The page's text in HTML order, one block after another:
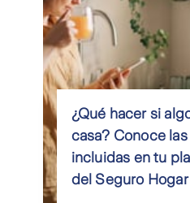
¿Qué hacer si
casa? Conoce
incluidas en tu
del Seguro Hogar